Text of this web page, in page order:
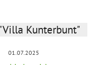
Kunterbunt"
01.07.2025